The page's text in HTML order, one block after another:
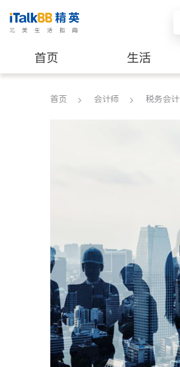
首页 生活
建筑装修
首页 会计师 税务会计